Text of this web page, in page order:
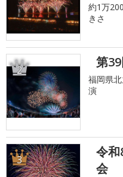
約1万
きさ
2 第
福岡県
演
3
令
会